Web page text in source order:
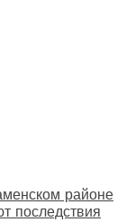
районе
последствия